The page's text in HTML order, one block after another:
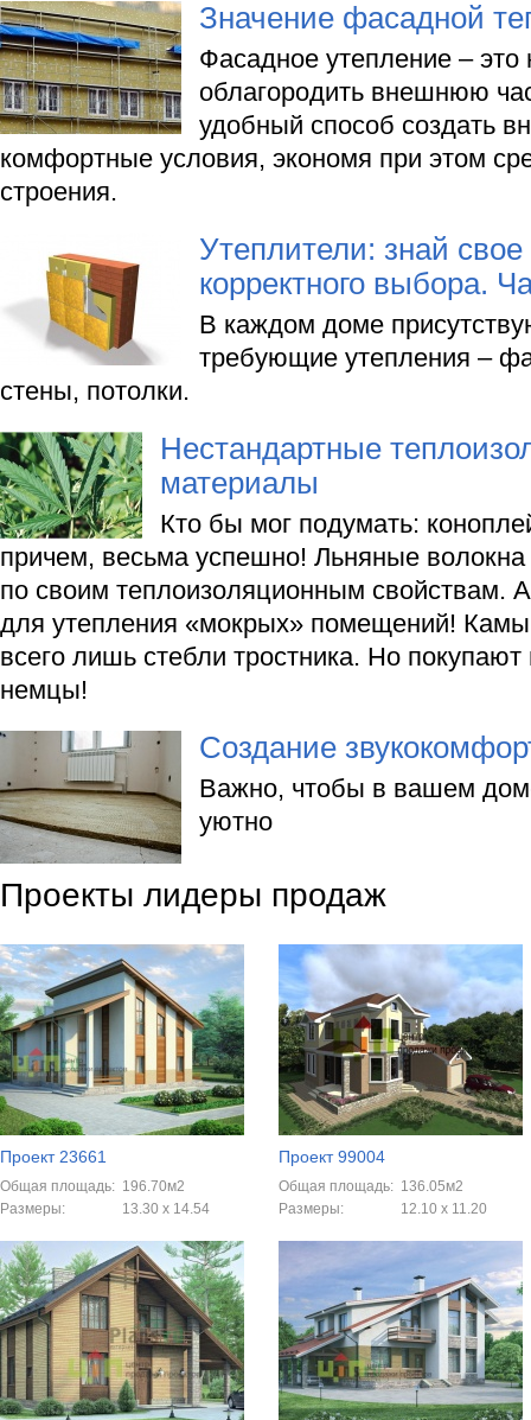
Значение фасадной
Фасадное утепление – это
облагородить внешнюю
удобный способ создать
комфортные условия, экономя при этом
строения.
Утеплители: знай
корректного выбора.
В каждом доме
требующие утепления –
стены, потолки.
Нестандартные
материалы
Кто бы мог подумать:
причем, весьма успешно! Льняные
по своим теплоизоляционным свойствам.
для утепления «мокрых» помещений!
всего лишь стебли тростника. Но
немцы!
Создание
Важно, чтобы в вашем
уютно
Проекты лидеры продаж
Проект 23661
Общая площадь: 196.70м2
Размеры:
13.30 x 14.54
Проект 99004
Общая площадь: 136.05м2
Размеры:
12.10 х 11.20